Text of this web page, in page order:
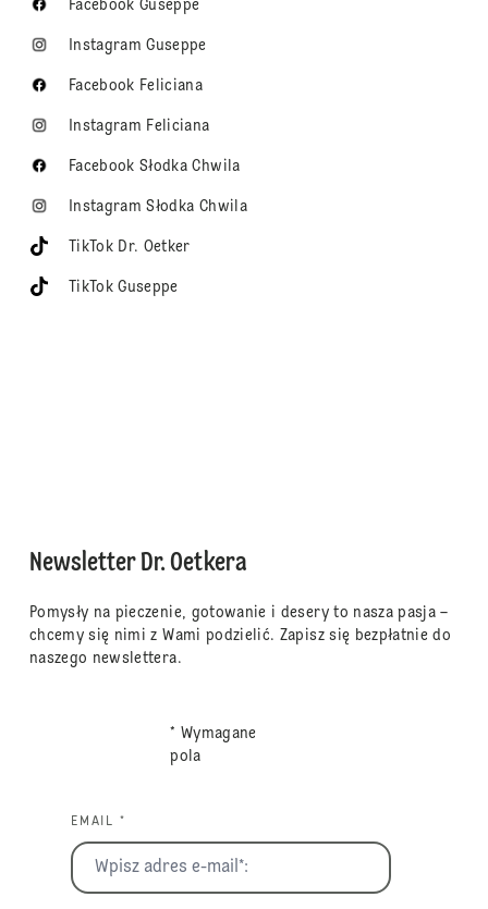
Facebook Guseppe
Instagram Guseppe
Facebook Feliciana
Instagram Feliciana
Facebook Słodka Chwila
Instagram Słodka Chwila
TikTok Dr. Oetker
TikTok Guseppe
Newsletter Dr. Oetkera
Pomysły na pieczenie, gotowanie i desery to nasza pasja –
chcemy się nimi z Wami podzielić. Zapisz się bezpłatnie do
naszego newslettera.
* Wymagane
pola
EMAIL *